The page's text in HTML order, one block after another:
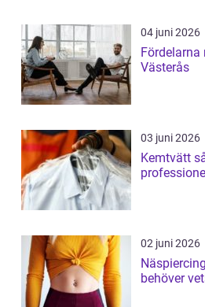
04 juni 2026
Fördelarna
Västerås
03 juni 2026
Kemtvätt så fungerar
02 juni 2026
Näspiercing i
behöver